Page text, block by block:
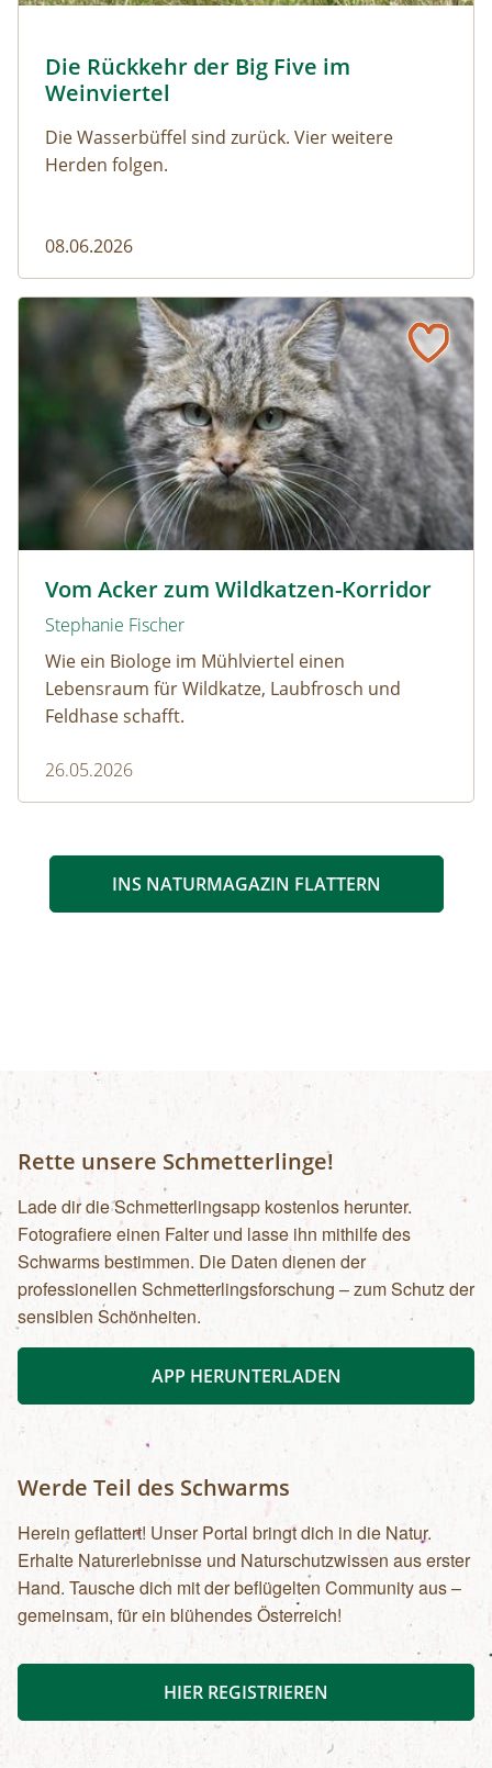
Naturmagazin: Die Rückkehr der Big Five im
Die Rückkehr der Big Five im
Weinviertel
Die Wasserbüffel sind zurück. Vier weitere
Herden folgen.
08.06.2026
Vom Acker zum Wildkatzen-Korridor
Stephanie Fischer
Wie ein Biologe im Mühlviertel einen
Lebensraum für Wildkatze, Laubfrosch und
Feldhase schafft.
26.05.2026
Vom Acker zum Wildkatzen-Korridor
INS NATURMAGAZIN FLATTERN
Rette unsere Schmetterlinge!
Lade dir die Schmetterlingsapp kostenlos herunter.
Fotografiere einen Falter und lasse ihn mithilfe des
Schwarms bestimmen. Die Daten dienen der
professionellen Schmetterlingsforschung – zum Schutz der
sensiblen Schönheiten.
APP HERUNTERLADEN
Werde Teil des Schwarms
Herein geflattert! Unser Portal bringt dich in die Natur.
Erhalte Naturerlebnisse und Naturschutzwissen aus erster
Hand. Tausche dich mit der beflügelten Community aus –
gemeinsam, für ein blühendes Österreich!
HIER REGISTRIEREN